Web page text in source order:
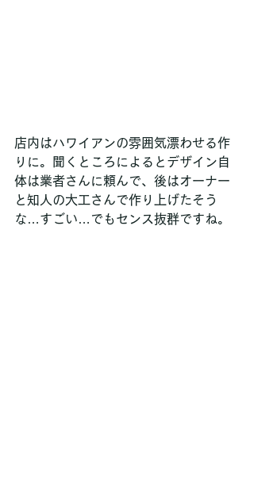
店内はハワイアンの雰囲気漂わせる作
りに。聞くところによるとデザイン自
体は業者さんに頼んで、後はオーナー
と知人の大工さんで作り上げたそう
な…すごい…でもセンス抜群ですね。